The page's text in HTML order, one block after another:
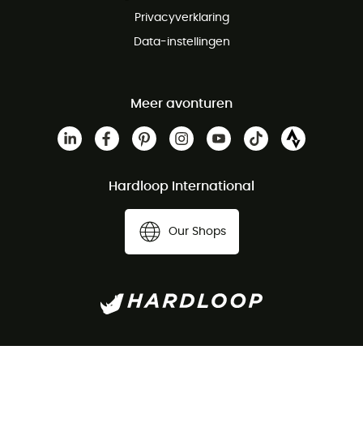
Privacyverklaring
Data-instellingen
Meer avonturen
Hardloop International
Our Shops